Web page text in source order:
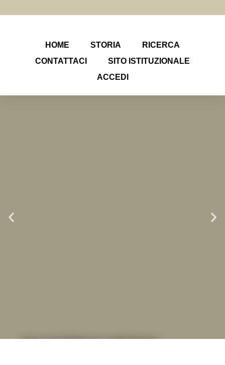
HOME STORIA
RICERCA
CONTATTACI
SITO ISTITUZIONALE
ACCEDI